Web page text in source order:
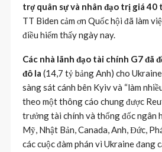
trợ quân sự và nhân đạo trị giá 40
TT Biden cảm ơn Quốc hội đã làm
điều hiếm thấy ngày nay.
Các nhà lãnh đạo tài chính G7 đã
đô la (14,7 tỷ bảng Anh) cho
sàng sát cánh bên Kyiv và “làm
theo một thông cáo chung được
trưởng tài chính và thống đốc ngân
Mỹ, Nhật Bản, Canada, Anh, Đức,
các cuộc đàm phán vì Ukraine đang